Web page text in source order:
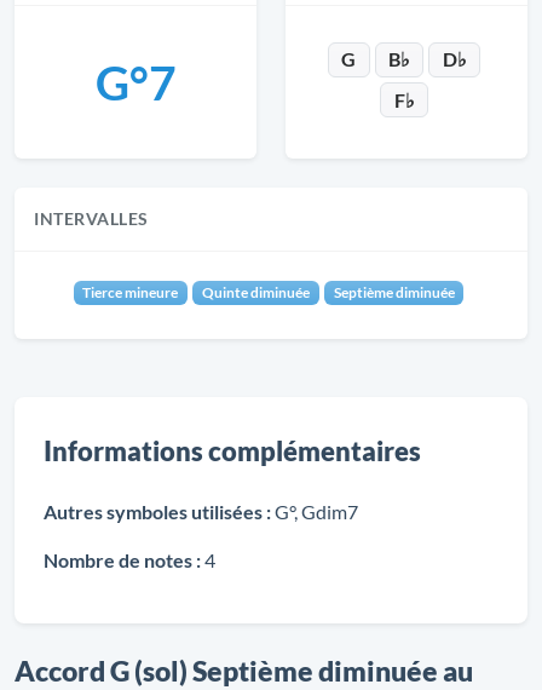
G°7 G B♭
D♭
F♭
INTERVALLES
Tierce mineure Quinte diminuée Septième diminuée
Informations complémentaires
Autres symboles utilisées :G°, Gdim7
Nombre de notes :4
Accord G (sol) Septième diminuée au